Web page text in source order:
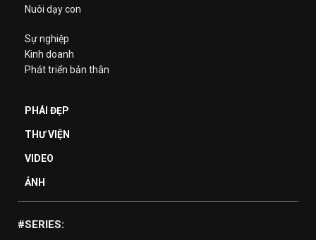
Nuôi dạy con
Sự nghiệp
Kinh doanh
Phát triển bản thân
PHÁI ĐẸP
THƯ VIỆN
VIDEO
ẢNH
#SERIES: